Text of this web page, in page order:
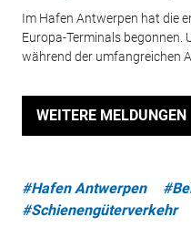
Im Hafen Antwerpen hat die
Europa-Terminals begonnen.
während der umfangreichen
WEITERE MELDUNGEN
#Hafen Antwerpen
#Schienengüterverkehr